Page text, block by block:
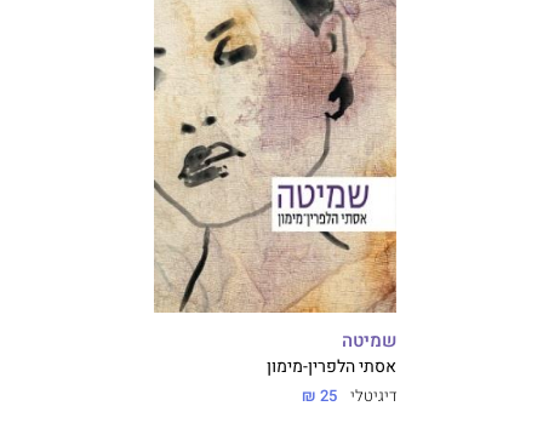
שמיטה
אסתי הלפרין-מימון
דיגיטלי 25 ₪